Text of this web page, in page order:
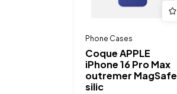
Phone Cases
Coque APPLE
iPhone 16 Pro Max
outremer MagSafe
silic